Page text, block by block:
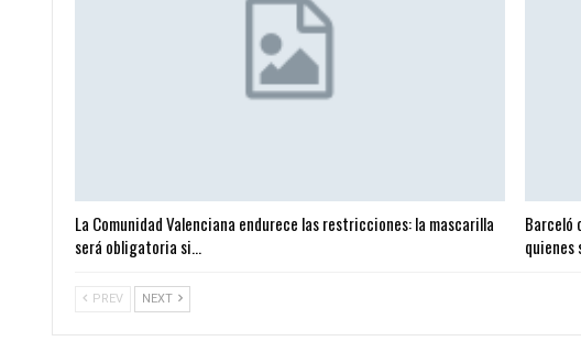
La Comunidad Valenciana endurece las restricciones: la mascarilla
será obligatoria si…
Barceló
quienes
PREV NEXT